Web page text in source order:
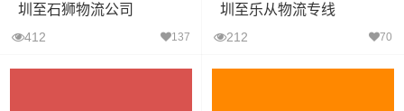
圳至石狮物流公司
412 137
圳至乐从物流专线
212 70